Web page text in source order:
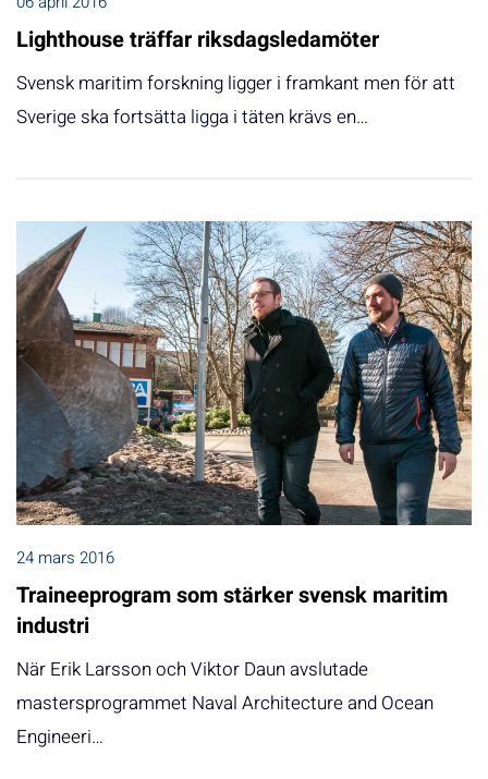
Lighthouse träffar riksdagsledamöter
Svensk maritim forskning ligger i framkant men för att
Sverige ska fortsätta ligga i täten krävs en…
24 mars 2016
Traineeprogram som stärker svensk maritim
industri
När Erik Larsson och Viktor Daun avslutade
mastersprogrammet Naval Architecture and Ocean
Engineeri…